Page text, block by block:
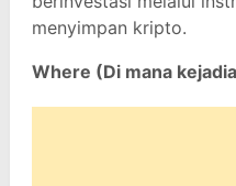
menyimpan kripto.
Where (Di mana